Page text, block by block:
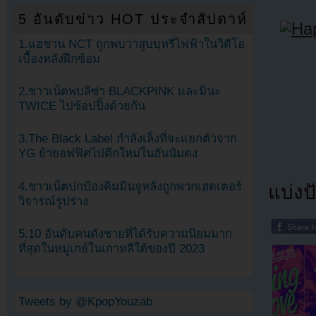
แบ่ง
5 อันดับข่าว HOT ประจำสัปดาห์
1.แฮชาน NCT ถูกพบว่าสูบบุหรี่ไฟฟ้าในวิดีโอ
เบื้องหลังฝึกซ้อม
2.ชาวเน็ตพบลิซ่า BLACKPINK และมินะ
TWICE ไปช้อปปิ้งด้วยกัน
3.The Black Label กำลังเล็งที่จะแยกตัวจาก
YG ย้ายอฟฟิศไปตึกใหม่ในฮันนัมดง
4.ชาวเน็ตปกป้องคิมมินจูหลังถูกพวกเฮดเตอร์
วิจารณ์รูปร่าง
5.10 อันดับคนดังชายที่ได้รับความนิยมมาก
ที่สุดในหมู่เกย์ในเกาหลีใต้ของปี 2023
Tweets by @KpopYouzab